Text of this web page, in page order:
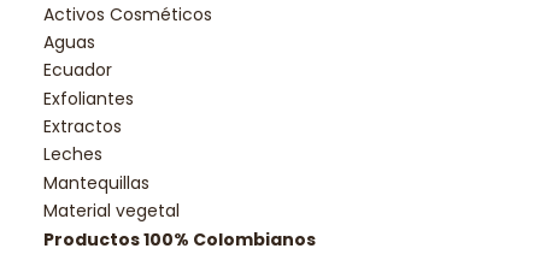
Activos Cosméticos
Aguas
Ecuador
Exfoliantes
Extractos
Leches
Mantequillas
Material vegetal
Productos 100% Colombianos